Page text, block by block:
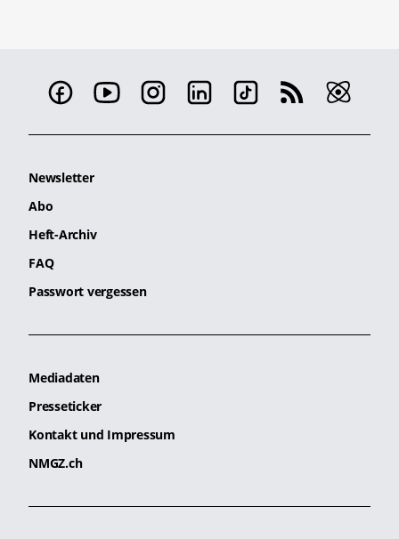
Newsletter
Abo
Heft-Archiv
FAQ
Passwort vergessen
Mediadaten
Presseticker
Kontakt und Impressum
NMGZ.ch